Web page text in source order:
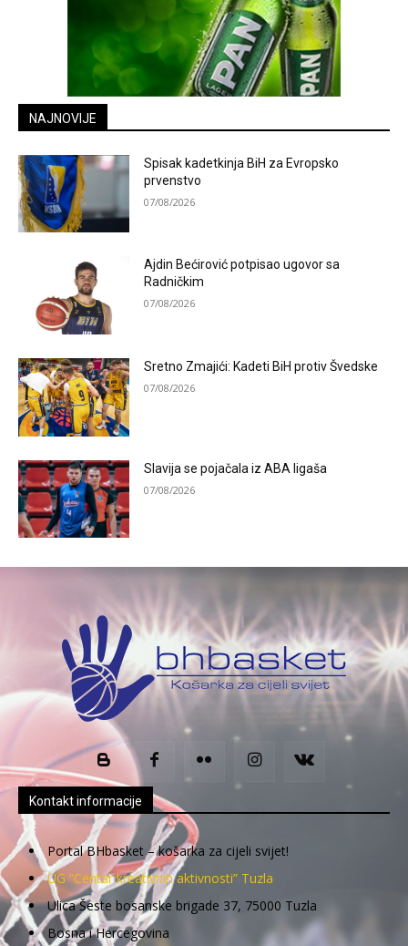
NAJNOVIJE
Spisak kadetkinja BiH za Evropsko
prvenstvo
07/08/2026
Ajdin Bećirović potpisao ugovor sa
Radničkim
07/08/2026
Sretno Zmajići: Kadeti BiH protiv Švedske
07/08/2026
Slavija se pojačala iz ABA ligaša
07/08/2026
Kontakt informacije
Portal BHbasket – košarka za cijeli svijet!
UG “Centar kreativnih aktivnosti” Tuzla
Ulica Šeste bosanske brigade 37, 75000 Tuzla
Bosna i Hercegovina